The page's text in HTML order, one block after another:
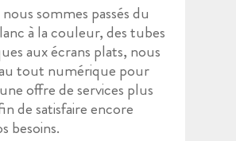
sommes passés du
à la couleur, des tubes
aux écrans plats, nous
tout numérique pour
offre de services plus
de satisfaire encore
besoins.